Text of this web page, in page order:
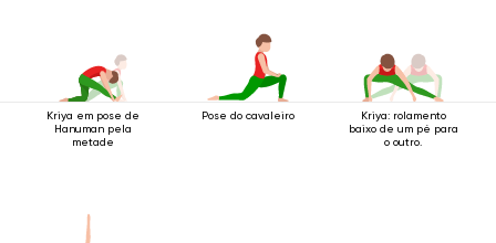
Kriya em pose de
Hanuman pela
metade
Pose do cavaleiro
Kriya: rolamento
baixo de um pé para
o outro.